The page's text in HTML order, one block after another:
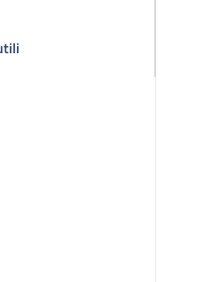
pagina Ambulatorio HIV